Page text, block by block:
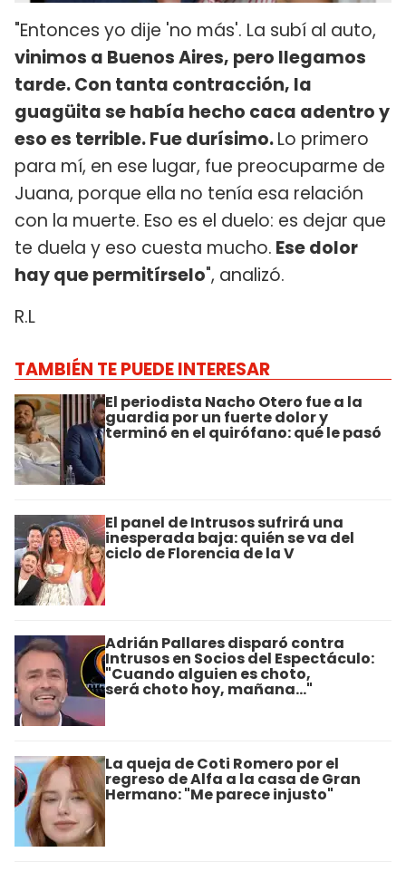
"Entonces yo dije 'no más'. La subí al auto,
vinimos a Buenos Aires, pero llegamos
tarde. Con tanta contracción, la
guagüita se había hecho caca adentro y
eso es terrible. Fue durísimo.Lo primero
para mí, en ese lugar, fue preocuparme de
Juana, porque ella no tenía esa relación
con la muerte. Eso es el duelo: es dejar que
te duela y eso cuesta mucho. Ese dolor
hay que permitírselo", analizó.
R.L
TAMBIÉN TE PUEDE INTERESAR
El periodista Nacho Otero fue a la
guardia por un fuerte dolor y
terminó en el quirófano: qué le pasó
El panel de Intrusos sufrirá una
inesperada baja: quién se va del
ciclo de Florencia de la V
Adrián Pallares disparó contra
Intrusos en Socios del Espectáculo:
"Cuando alguien es choto,
será choto hoy, mañana..."
La queja de Coti Romero por el
regreso de Alfa a la casa de Gran
Hermano: "Me parece injusto"